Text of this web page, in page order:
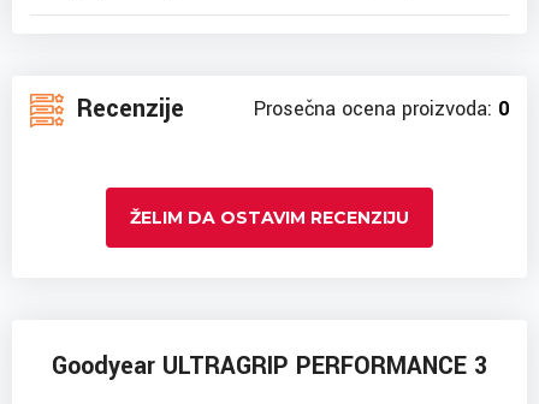
Recenzije Prosečna ocena proizvoda: 0
ŽELIM DA OSTAVIM RECENZIJU
Goodyear ULTRAGRIP PERFORMANCE 3